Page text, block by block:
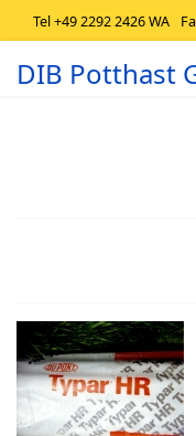
Tel +49 2292 2426 WA
DIB Potthast